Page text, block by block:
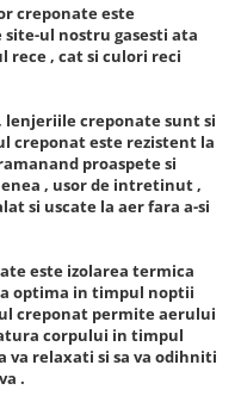
creponate este
ul nostru gasesti ata
rece , cat si culori reci
lenjeriile creponate sunt si
creponat este rezistent la
proaspete si
, usor de intretinut ,
si uscate la aer fara a-si
este izolarea termica
optima in timpul noptii
creponat permite aerului
corpului in timpul
va relaxati si sa va odihniti
.